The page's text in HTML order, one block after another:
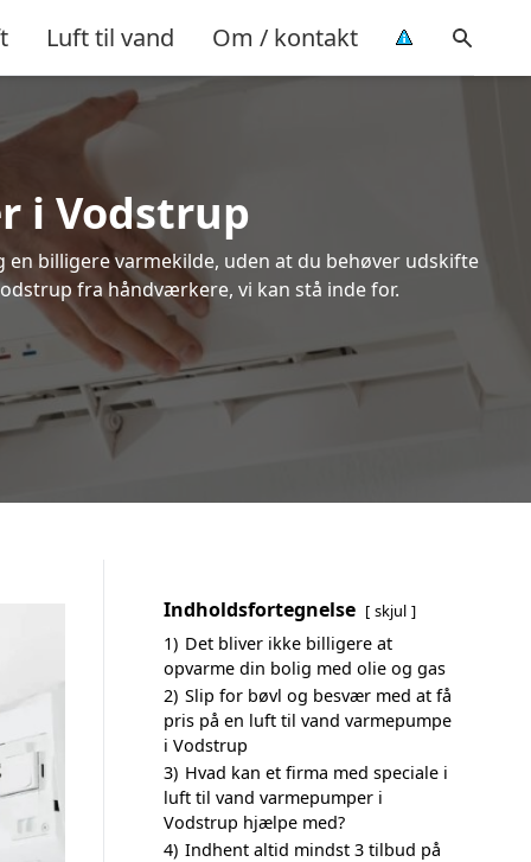
Luft til vand Om / kontakt
i Vodstrup
billigere varmekilde, uden at du behøver udskifte
fra håndværkere, vi kan stå inde for.
Indholdsfortegnelse skjul
1) Det bliver ikke billigere at
opvarme din bolig med olie og gas
2) Slip for bøvl og besvær med at få
pris på en luft til vand varmepumpe
i Vodstrup
3) Hvad kan et firma med speciale i
luft til vand varmepumper i
Vodstrup hjælpe med?
4) Indhent altid mindst 3 tilbud på